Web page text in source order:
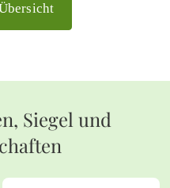
Siegel und